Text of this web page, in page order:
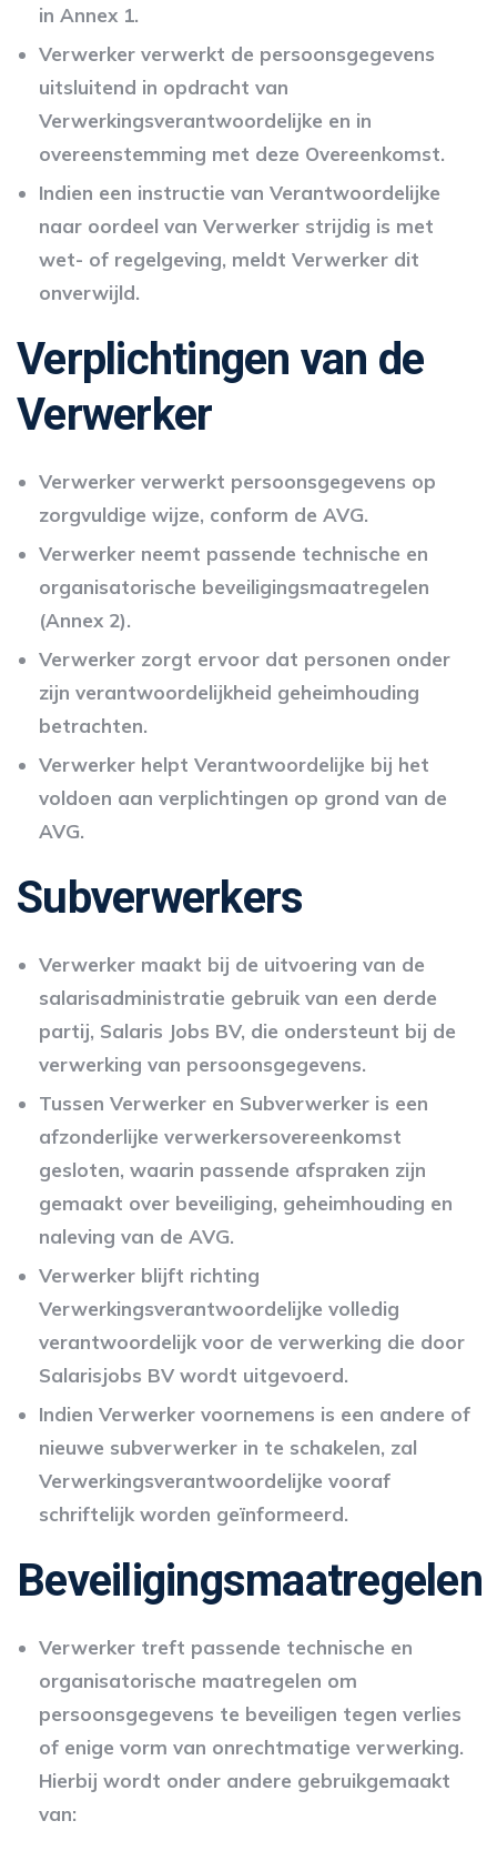
in Annex 1.
Verwerker verwerkt de persoonsgegevens
uitsluitend in opdracht van
Verwerkingsverantwoordelijke en in
overeenstemming met deze Overeenkomst.
Indien een instructie van Verantwoordelijke
naar oordeel van Verwerker strijdig is met
wet- of regelgeving, meldt Verwerker dit
onverwijld.
Verplichtingen van de
Verwerker
Verwerker verwerkt persoonsgegevens op
zorgvuldige wijze, conform de AVG.
Verwerker neemt passende technische en
organisatorische beveiligingsmaatregelen
(Annex 2).
Verwerker zorgt ervoor dat personen onder
zijn verantwoordelijkheid geheimhouding
betrachten.
Verwerker helpt Verantwoordelijke bij het
voldoen aan verplichtingen op grond van de
AVG.
Subverwerkers
Verwerker maakt bij de uitvoering van de
salarisadministratie gebruik van een derde
partij, Salaris Jobs BV, die ondersteunt bij de
verwerking van persoonsgegevens.
Tussen Verwerker en Subverwerker is een
afzonderlijke verwerkersovereenkomst
gesloten, waarin passende afspraken zijn
gemaakt over beveiliging, geheimhouding en
naleving van de AVG.
Verwerker blijft richting
Verwerkingsverantwoordelijke volledig
verantwoordelijk voor de verwerking die door
Salarisjobs BV wordt uitgevoerd.
Indien Verwerker voornemens is een andere of
nieuwe subverwerker in te schakelen, zal
Verwerkingsverantwoordelijke vooraf
schriftelijk worden geïnformeerd.
Beveiligingsmaatregelen
Verwerker treft passende technische en
organisatorische maatregelen om
persoonsgegevens te beveiligen tegen verlies
of enige vorm van onrechtmatige verwerking.
Hierbij wordt onder andere gebruikgemaakt
van: